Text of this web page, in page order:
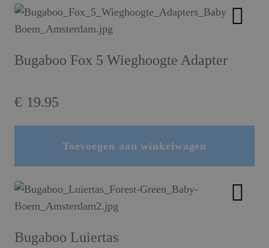
Bugaboo Fox 5 Wieghoogte Adapter
€ 19.95
Toevoegen aan winkelwagen
Bugaboo Luiertas